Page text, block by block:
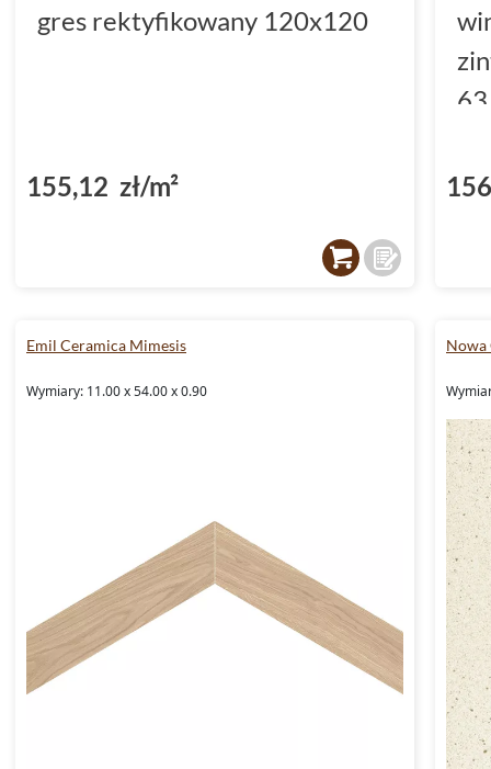
gres rektyfikowany 120x120
155,12 zł/m²
Emil Ceramica Mimesis
Wymiary: 11.00 x 54.00 x 0.90
Nowa